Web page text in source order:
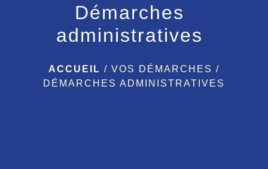
Démarches
administratives
ACCUEIL / VOS DÉMARCHES /
DÉMARCHES ADMINISTRATIVES